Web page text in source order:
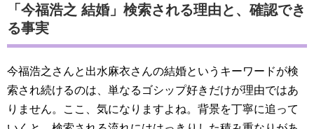
「今福浩之 結婚」検索される理由と、確認でき
る事実
今福浩之さんと出水麻衣さんの結婚というキーワードが検
索され続けるのは、単なるゴシップ好きだけが理由ではあ
りません。ここ、気になりますよね。背景を丁寧に追って